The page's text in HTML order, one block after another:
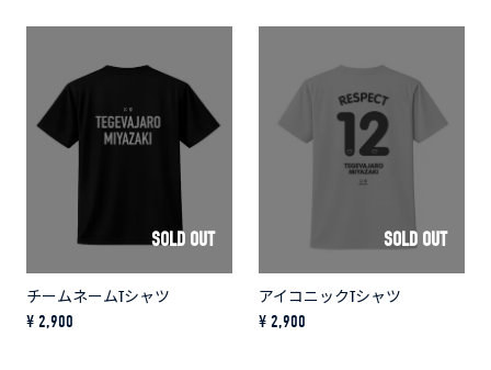
SOLD OUT
チームネームTシャツ
¥ 2,900
SOLD OUT
アイコニックTシャツ
¥ 2,900